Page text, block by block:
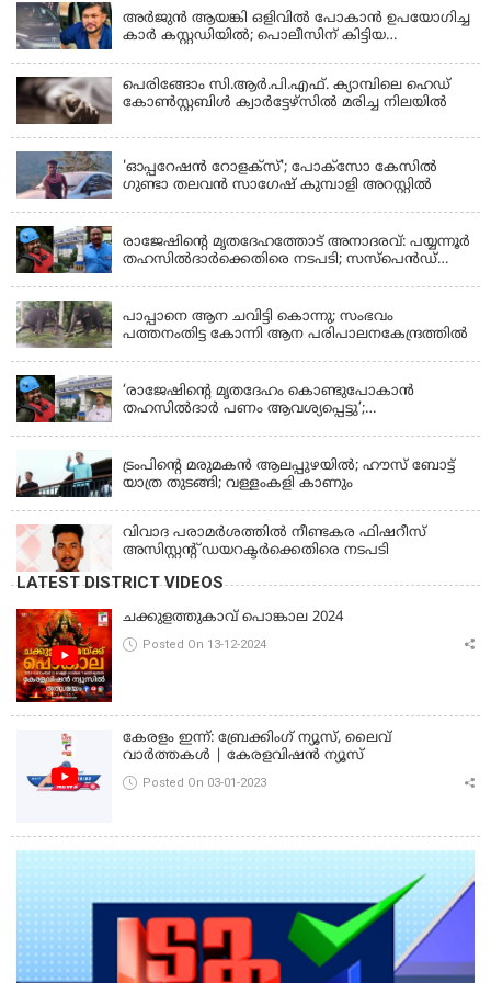
അർജുൻ ആയങ്കി ഒളിവിൽ പോകാൻ ഉപയോഗിച്ച
കാർ കസ്റ്റഡിയിൽ; പൊലീസിന് കിട്ടിയ
പെരിങ്ങോം സി.ആർ.പി.എഫ്. ക്യാമ്പിലെ ഹെഡ്
കോൺസ്റ്റബിൾ ക്വാർട്ടേഴ്സിൽ മരിച്ച നിലയിൽ
'ഓപ്പറേഷൻ റോളക്സ്'; പോക്സോ കേസിൽ
ഗുണ്ടാ തലവൻ സാഗേഷ് കുമ്പാളി അറസ്റ്റിൽ
രാജേഷിന്റെ മൃതദേഹത്തോട് അനാദരവ്: പയ്യന്നൂർ
തഹസിൽദാർക്കെതിരെ നടപടി; സസ്പെൻഡ്
പാപ്പാനെ ആന ചവിട്ടി കൊന്നു; സംഭവം
പത്തനംതിട്ട കോന്നി ആന പരിപാലനകേന്ദ്രത്തിൽ
‘രാജേഷിന്‍റെ മൃതദേഹം കൊണ്ടുപോകാന്‍
തഹസില്‍ദാര്‍ പണം ആവശ്യപ്പെട്ടു’;
ട്രംപിന്റെ മരുമകന്‍ ആലപ്പുഴയില്‍; ഹൗസ് ബോട്ട്
യാത്ര തുടങ്ങി; വള്ളംകളി കാണും
വിവാദ പരാമര്‍ശത്തില്‍ നീണ്ടകര ഫിഷറീസ്
അസിസ്റ്റന്റ് ഡയറക്ടര്‍ക്കെതിരെ നടപടി
LATEST DISTRICT VIDEOS
ചക്കുളത്തുകാവ് പൊങ്കാല 2024
Posted On 13-12-2024
കേരളം ഇന്ന്: ബ്രേക്കിംഗ് ന്യൂസ്, ലൈവ്
വാർത്തകൾ | കേരളവിഷൻ ന്യൂസ്
Posted On 03-01-2023